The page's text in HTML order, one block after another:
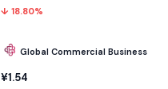
↓ 18.80%
Global Commercial Business
¥1.54